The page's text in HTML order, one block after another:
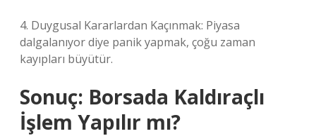
4. Duygusal Kararlardan Kaçınmak: Piyasa
dalgalanıyor diye panik yapmak, çoğu zaman
kayıpları büyütür.
Sonuç: Borsada Kaldıraçlı
İşlem Yapılır mı?